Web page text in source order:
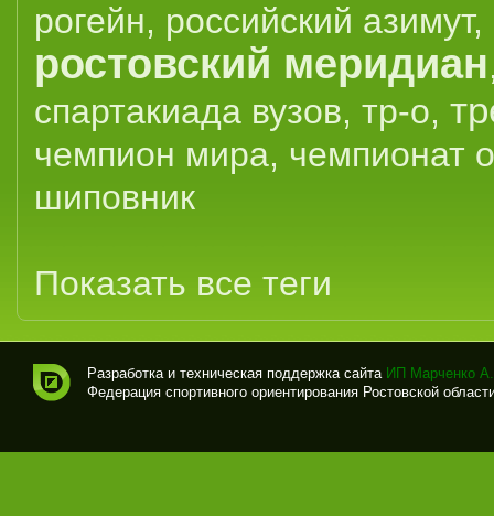
рогейн, российский азимут,
ростовский меридиан
спартакиада вузов, тр-о,
чемпион мира, чемпионат
шиповник
Показать все теги
вно
Разработка и техническая поддержка сайта ИП Марченко
Федерация спортивного ориентирования Ростовской